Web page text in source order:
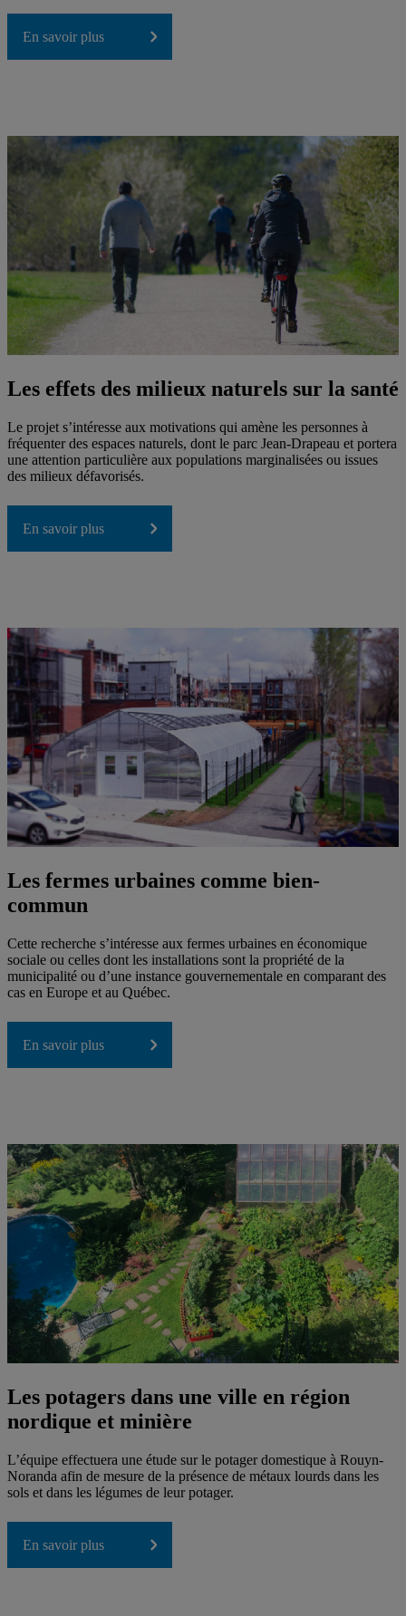
En savoir plus
Les effets des milieux naturels sur la santé
Le projet s’intéresse aux motivations qui amène les personnes à
fréquenter des espaces naturels, dont le parc Jean-Drapeau et portera
une attention particulière aux populations marginalisées ou issues
des milieux défavorisés.
En savoir plus
Les fermes urbaines comme bien-
commun
Cette recherche s’intéresse aux fermes urbaines en économique
sociale ou celles dont les installations sont la propriété de la
municipalité ou d’une instance gouvernementale en comparant des
cas en Europe et au Québec.
En savoir plus
Les potagers dans une ville en région
nordique et minière
L’équipe effectuera une étude sur le potager domestique à Rouyn-
Noranda afin de mesure de la présence de métaux lourds dans les
sols et dans les légumes de leur potager.
En savoir plus